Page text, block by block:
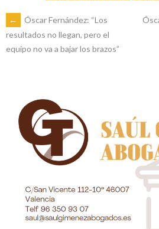
NAVEGACIÓN
DE
ENTRADAS
←
Óscar Fernández: “Los
resultados no llegan, pero el
equipo no va a bajar los brazos”